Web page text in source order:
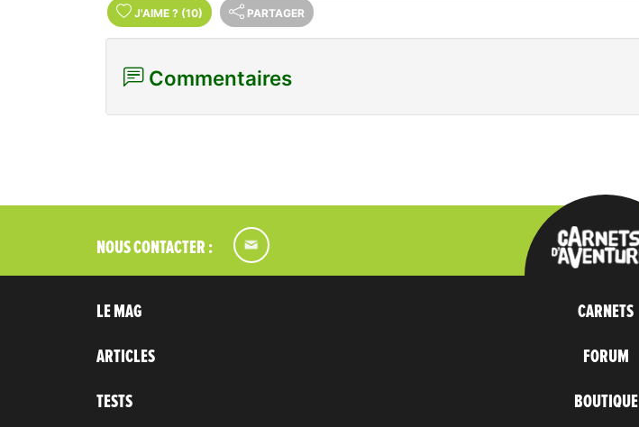
J'AIME ? (10) PARTAGER
Commentaires
NOUS CONTACTER :
LE MAG
ARTICLES
TESTS
CARNETS
FORUM
BOUTIQUE